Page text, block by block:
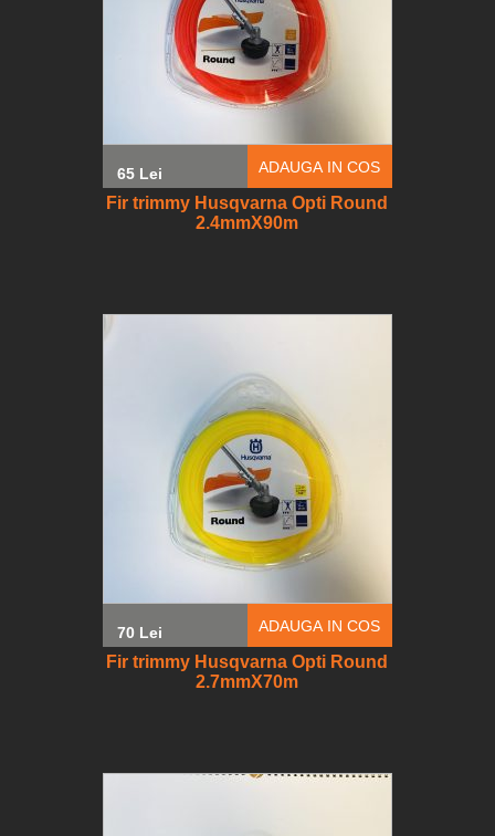
65 Lei ADAUGA IN COS
Fir trimmy Husqvarna Opti Round
2.4mmX90m
70 Lei ADAUGA IN COS
Fir trimmy Husqvarna Opti Round
2.7mmX70m